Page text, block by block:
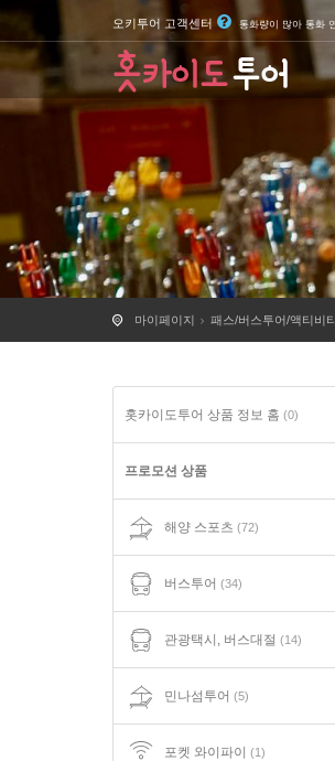
오키투어 고객센터 통화량이 많아 통화
마이페이지 패스/버스투어/액티비
홋카이도투어 상품 정보 홈 (0)
프로모션 상품
해양 스포츠 (72)
버스투어 (34)
관광택시, 버스대절 (14)
민나섬투어 (5)
포켓 와이파이 (1)